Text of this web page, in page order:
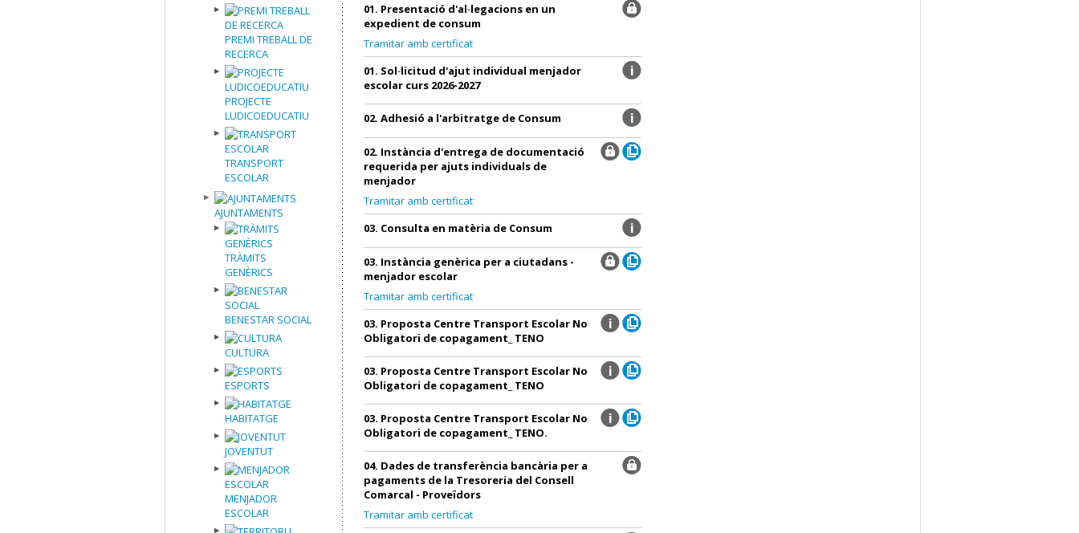
PREMI TREBALL DE
RECERCA
PROJECTE
LUDICOEDUCATIU
TRANSPORT
ESCOLAR
AJUNTAMENTS
TRÀMITS
GENÈRICS
BENESTAR SOCIAL
CULTURA
ESPORTS
HABITATGE
JOVENTUT
MENJADOR
ESCOLAR
01. Presentació d'al·legacions en un
expedient de consum
Tramitar amb certificat
01. Sol·licitud d'ajut individual menjador
escolar curs 2026-2027
02. Adhesió a l'arbitratge de Consum
02. Instància d'entrega de documentació
requerida per ajuts individuals de
menjador
Tramitar amb certificat
03. Consulta en matèria de Consum
03. Instància genèrica per a ciutadans -
menjador escolar
Tramitar amb certificat
03. Proposta Centre Transport Escolar No
Obligatori de copagament_ TENO
03. Proposta Centre Transport Escolar No
Obligatori de copagament_ TENO
03. Proposta Centre Transport Escolar No
Obligatori de copagament_ TENO.
04. Dades de transferència bancària per a
pagaments de la Tresoreria del Consell
Comarcal - Proveïdors
Tramitar amb certificat